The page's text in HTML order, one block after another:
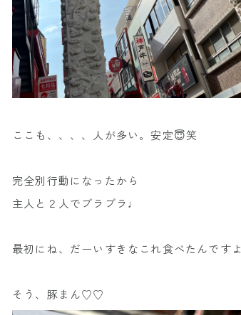
ここも、、、、人が多い。安定😇笑
完全別行動になったから
主人と２人でブラブラ♩
最初にね、だーいすきなこれ食べたんですよ
そう、豚まん♡♡